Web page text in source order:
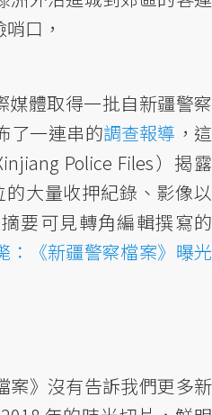
口，
媒體取得一批自新疆警察
了一連串的調查報導 ，這
Police Files）揭露
大量收押紀錄、影像以
要可見轉角編輯撰寫的
：《新疆警察檔案》曝光
案》沒有告訴我們更多新